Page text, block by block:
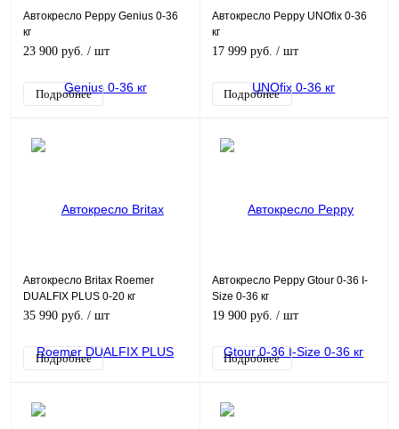
Автокресло Peppy Genius 0-36
кг
23 900 руб. / шт
Подробнее
Автокресло Peppy UNOfix 0-36
кг
17 999 руб. / шт
Подробнее
Автокресло Britax Roemer
DUALFIX PLUS 0-20 кг
35 990 руб. / шт
Подробнее
Автокресло Peppy Gtour 0-36 I-
Size 0-36 кг
19 900 руб. / шт
Подробнее